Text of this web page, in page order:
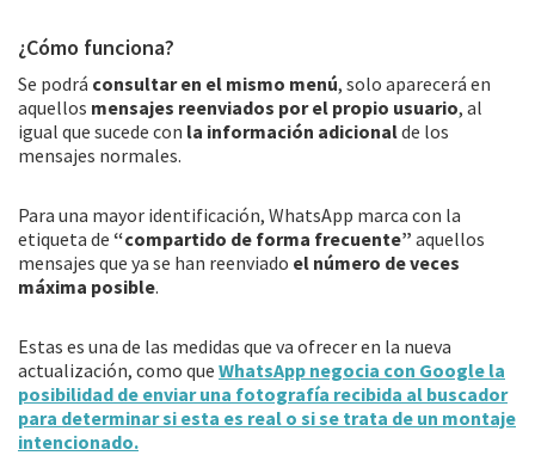
¿Cómo funciona?
Se podrá consultar en el mismo menú, solo aparecerá en
aquellos mensajes reenviados por el propio usuario, al
igual que sucede con la información adicionalde los
mensajes normales.
Para una mayor identificación, WhatsApp marca con la
etiqueta de “compartido de forma frecuente” aquellos
mensajes que ya se han reenviado el número de veces
máxima posible.
Estas es una de las medidas que va ofrecer en la nueva
actualización, como que WhatsApp negocia con Google la
posibilidad de enviar una fotografía recibida al buscador
para determinar si esta es real o si se trata de un montaje
intencionado.